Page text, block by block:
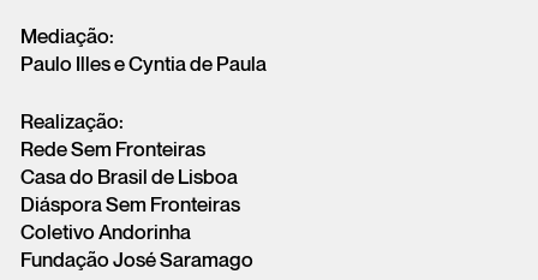
Mediação:
Paulo Illes e Cyntia de Paula
Realização:
Rede Sem Fronteiras
Casa do Brasil de Lisboa
Diáspora Sem Fronteiras
Coletivo Andorinha
Fundação José Saramago